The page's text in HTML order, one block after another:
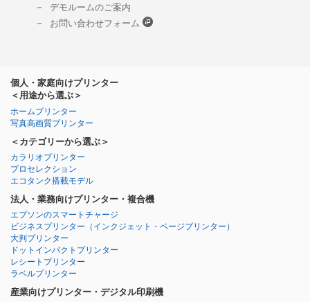
デモルームのご案内
お問い合わせフォーム
個人・家庭向けプリンター
＜用途から選ぶ＞
ホームプリンター
写真高画質プリンター
＜カテゴリーから選ぶ＞
カラリオプリンター
プロセレクション
エコタンク搭載モデル
法人・業務向けプリンター・複合機
エプソンのスマートチャージ
ビジネスプリンター （インクジェット・ページプリンター）
大判プリンター
ドットインパクトプリンター
レシートプリンター
ラベルプリンター
産業向けプリンター・デジタル印刷機